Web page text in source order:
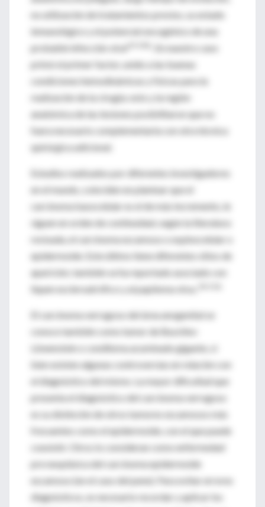
no utilización de tratamientos previos, su estado
inmunológico y el potencial oncogénico de una
probable infección viral
. En nuestro caso
primó el primer factor, unido a las buenas
condiciones hemodinámicas y físicas para la
realización de la cirugía; esto y la región
anatómica de las lesiones posibilitaron que no
fuera necesario complementarla con otra técnica
quirúrgica adicional.
Estudios realizados por diferentes investigadores
en el mundo, coinciden en plantear que el
carcinoma basocelular es el de más incremento, le
siguen en orden de continuidad, según la literatura
revisada, el carcinoma escamoso o espinocelular o
epidermoide. Este último tiene diferentes sitios de
aparición; también se ha reportado asociado con
liquen escleroatrófico y al papiloma virus.
El carcinoma verrugoso del área anogenital se
conoce también como tumor de Buschke-
Löwenstein o condiloma acuminado gigante, si
bien existen algunas controversias en relación con
el diagnóstico del mismo. La mayor dificultad que
presenta el diagnóstico del carcinoma verrugoso
es su distinción de otros tumores escamosos más
frecuentes como el epidermoide, con el que puede
coexistir. Otros lo consideran como enfermedad
pre neoplásica del carcinoma epidermoide
escamoso (en el caso del pene). Para evitar errores
diagnósticos, es necesario recordar y aplicar los